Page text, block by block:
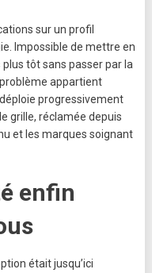
sur un profil
Impossible de mettre en
tôt sans passer par la
appartient
progressivement
grille, réclamée depuis
et les marques soignant
enfin
était jusqu’ici